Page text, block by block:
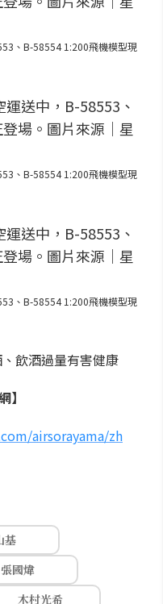
、B-58554 1:200飛機模型現
、B-58554 1:200飛機模型現
、B-58554 1:200飛機模型現
飲酒過量有害健康
】
airsorayama/zh
基
張國煒
木村光希